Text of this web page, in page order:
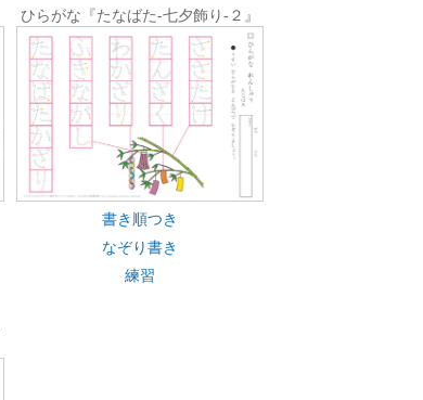
ひらがな『たなばた-七夕飾り-２』
書き順つき
なぞり書き
練習